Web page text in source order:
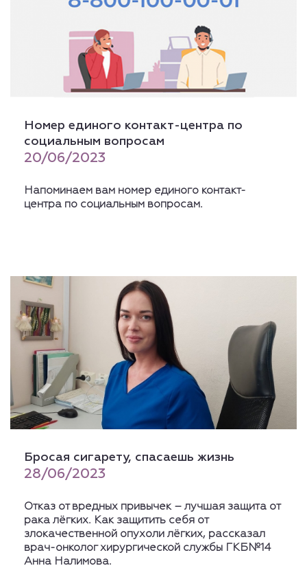
Номер единого контакт-центра по
социальным вопросам
20/06/2023
Напоминаем вам номер единого контакт-
центра по социальным вопросам.
Бросая сигарету, спасаешь жизнь
28/06/2023
Отказ от вредных привычек – лучшая защита от
рака лёгких. Как защитить себя от
злокачественной опухоли лёгких, рассказал
врач-онколог хирургической службы ГКБ№14
Анна Налимова.